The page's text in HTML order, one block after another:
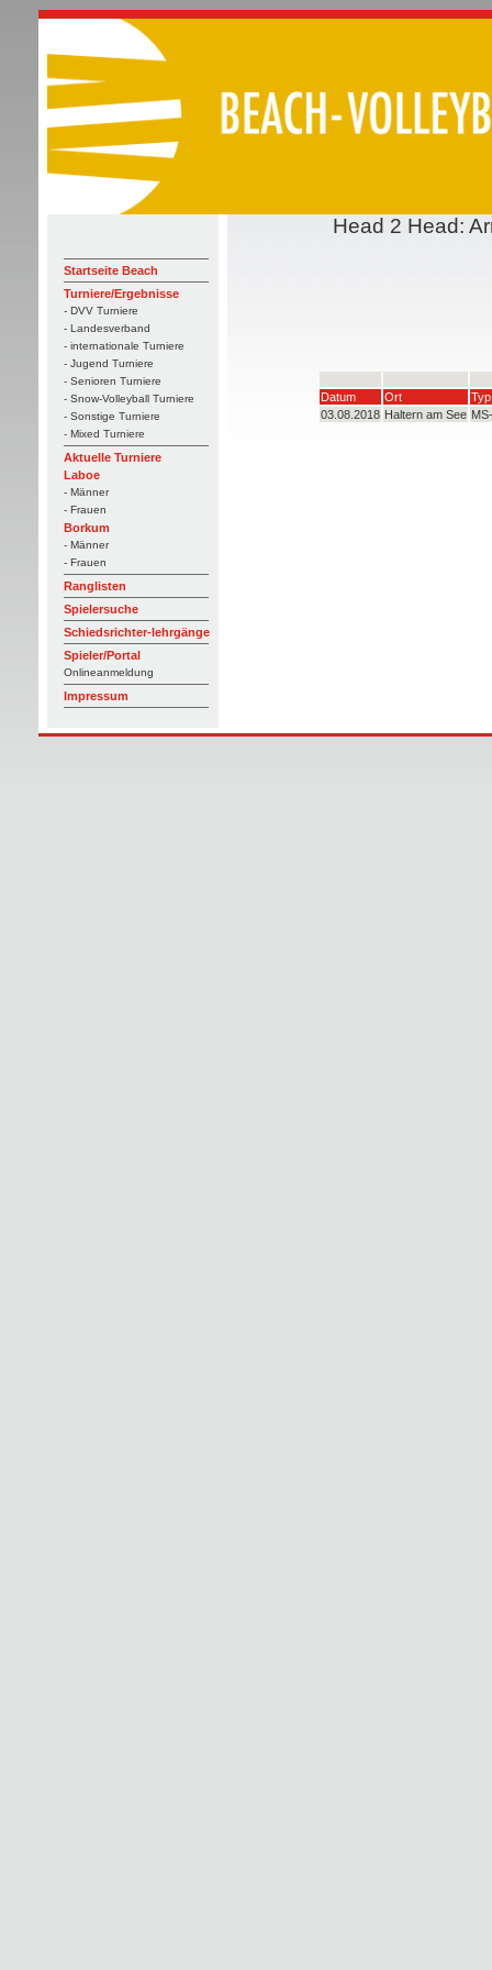
Startseite Beach
Turniere/Ergebnisse
- DVV Turniere
- Landesverband
- internationale Turniere
- Jugend Turniere
- Senioren Turniere
- Snow-Volleyball Turniere
- Sonstige Turniere
- Mixed Turniere
Aktuelle Turniere
Laboe
- Männer
- Frauen
Borkum
- Männer
- Frauen
Ranglisten
Spielersuche
Schiedsrichter-lehrgänge
Spieler/Portal
Onlineanmeldung
Impressum
Head 2 Head:
Datum Ort
Typ
03.08.2018 Haltern am See